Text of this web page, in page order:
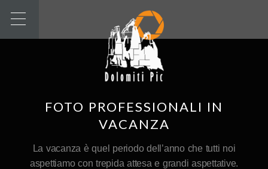
FOTO PROFESSIONALI IN
VACANZA
La vacanza è quel periodo dell’anno che tutti noi
aspettiamo con trepida attesa e grandi aspettative.